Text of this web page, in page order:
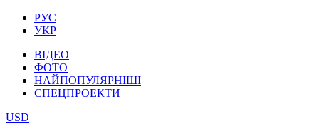
РУС
УКР
ВІДЕО
ФОТО
НАЙПОПУЛЯРНІШІ
СПЕЦПРОЕКТИ
USD